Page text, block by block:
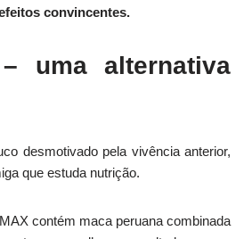
convincentes.
– uma alternativa
desmotivado pela vivência anterior,
que estuda nutrição.
contém maca peruana combinada